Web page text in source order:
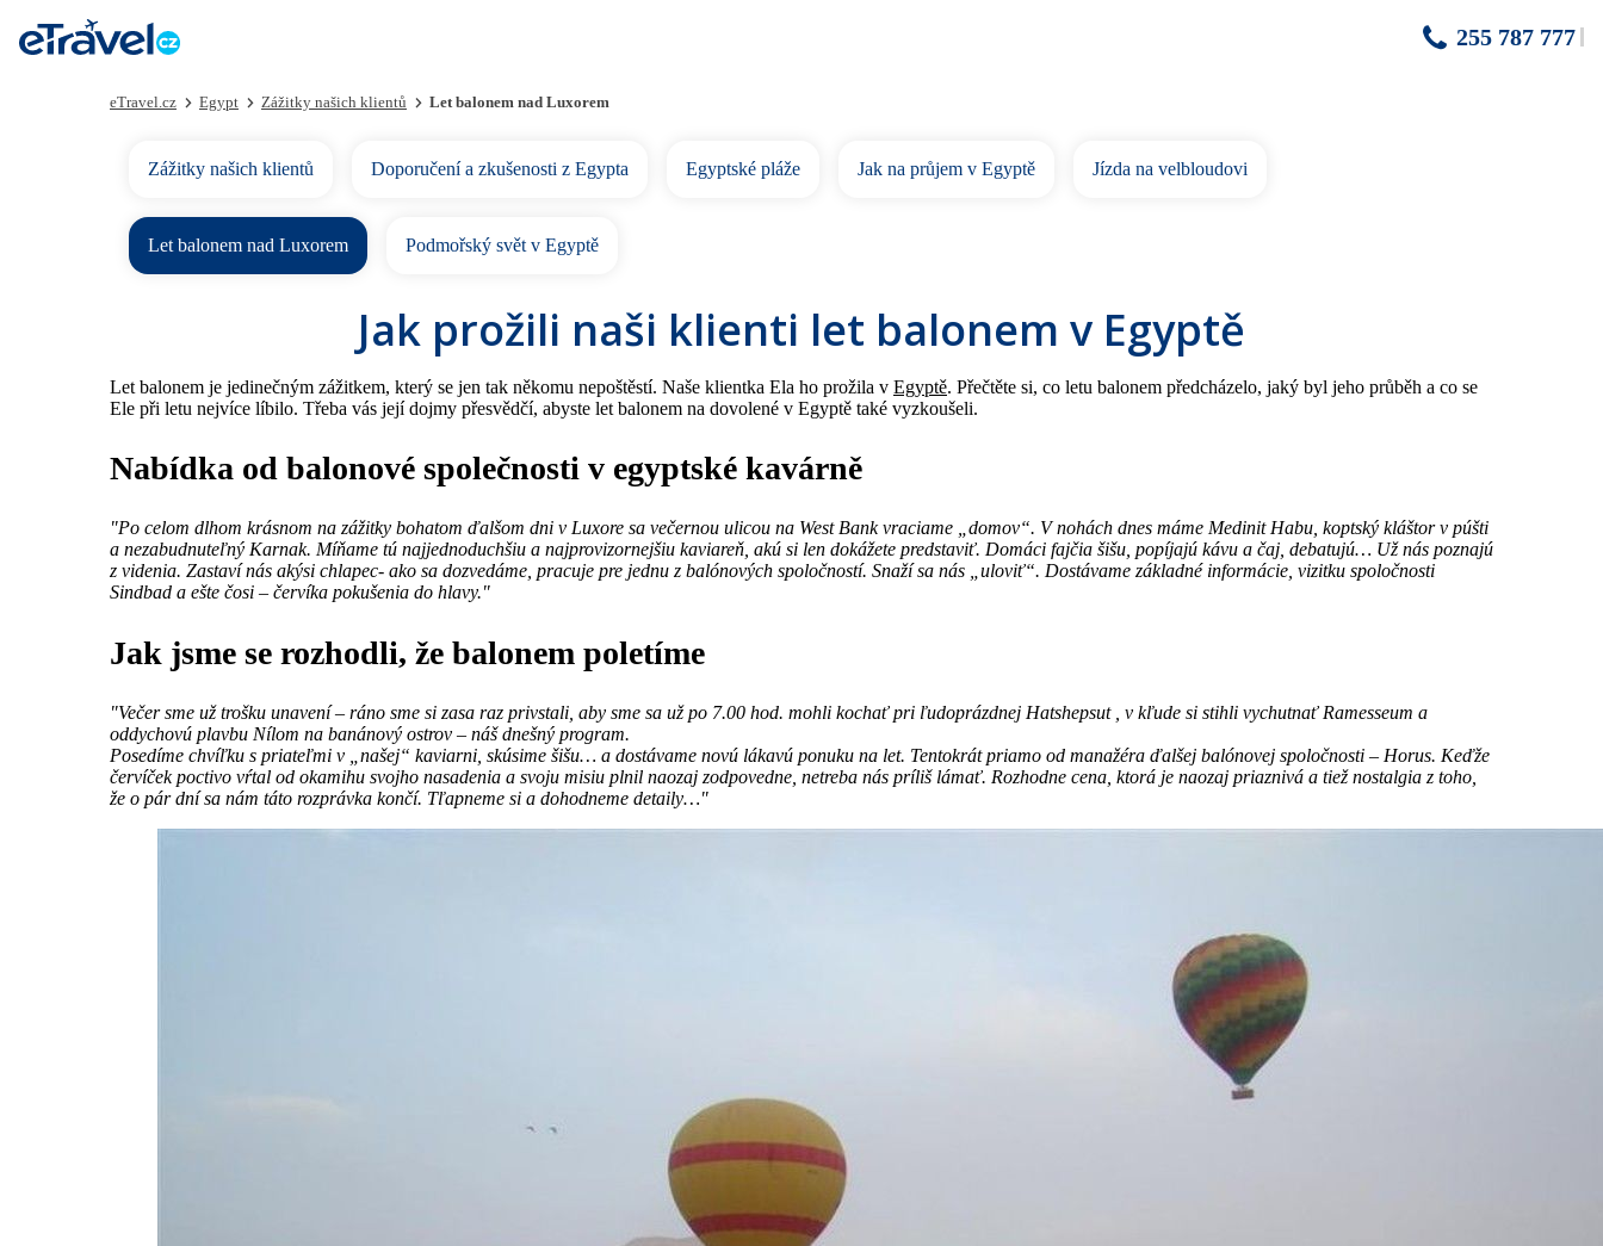
255 787 777
eTravel.cz Egypt Zážitky našich klientů Let balonem nad Luxorem
Zážitky našich klientů Doporučení a zkušenosti z Egypta Egyptské pláže Jak na průjem v Egyptě Jízda na velbloudovi
Let balonem nad Luxorem Podmořský svět v Egyptě
Jak prožili naši klienti let balonem v Egyptě
Let balonem je jedinečným zážitkem, který se jen tak někomu nepoštěstí. Naše klientka Ela ho prožila v Egyptě. Přečtěte si, co letu balonem předcházelo, jaký byl jeho průběh a co se
Ele při letu nejvíce líbilo. Třeba vás její dojmy přesvědčí, abyste let balonem na dovolené v Egyptě také vyzkoušeli.
Nabídka od balonové společnosti v egyptské kavárně
"Po celom dlhom krásnom na zážitky bohatom ďalšom dni v Luxore sa večernou ulicou na West Bank vraciame „domov“. V nohách dnes máme Medinit Habu, koptský kláštor v púšti
a nezabudnuteľný Karnak. Míňame tú najjednoduchšiu a najprovizornejšiu kaviareň, akú si len dokážete predstaviť. Domáci fajčia šišu, popíjajú kávu a čaj, debatujú… Už nás poznajú
z videnia. Zastaví nás akýsi chlapec- ako sa dozvedáme, pracuje pre jednu z balónových spoločností. Snaží sa nás „uloviť“. Dostávame základné informácie, vizitku spoločnosti
Sindbad a ešte čosi – červíka pokušenia do hlavy."
Jak jsme se rozhodli, že balonem poletíme
"Večer sme už trošku unavení – ráno sme si zasa raz privstali, aby sme sa už po 7.00 hod. mohli kochať pri ľudoprázdnej Hatshepsut , v kľude si stihli vychutnať Ramesseum a
oddychovú plavbu Nílom na banánový ostrov – náš dnešný program.
Posedíme chvíľku s priateľmi v „našej“ kaviarni, skúsime šišu… a dostávame novú lákavú ponuku na let. Tentokrát priamo od manažéra ďalšej balónovej spoločnosti – Horus. Keďže
červíček poctivo vŕtal od okamihu svojho nasadenia a svoju misiu plnil naozaj zodpovedne, netreba nás príliš lámať. Rozhodne cena, ktorá je naozaj priaznivá a tiež nostalgia z toho,
že o pár dní sa nám táto rozprávka končí. Tľapneme si a dohodneme detaily…"